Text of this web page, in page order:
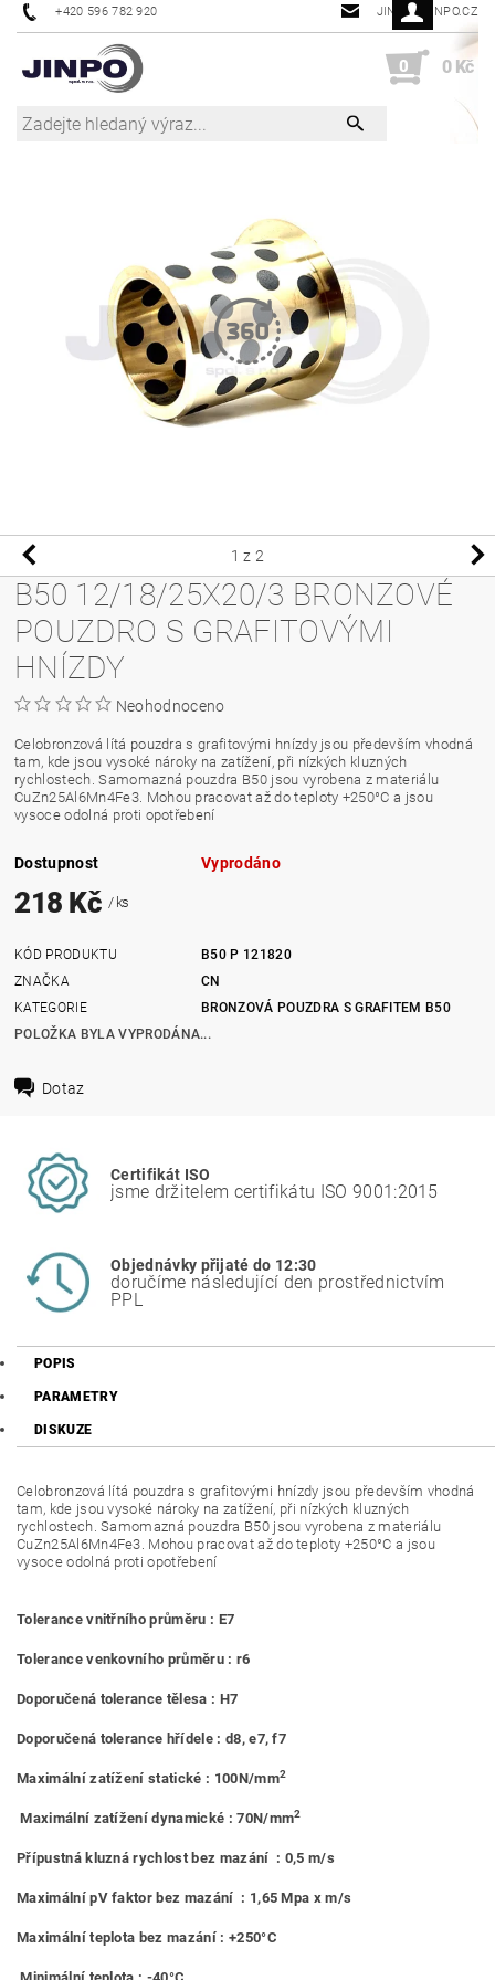
+420 596 782 920 JINPO@JINPO.CZ
0 0 Kč
1 z 2
B50 12/18/25X20/3 BRONZOVÉ
POUZDRO S GRAFITOVÝMI
HNÍZDY
Neohodnoceno
Celobronzová lítá pouzdra s grafitovými hnízdy jsou především vhodná
tam, kde jsou vysoké nároky na zatížení, při nízkých kluzných
rychlostech. Samomazná pouzdra B50 jsou vyrobena z materiálu
CuZn25Al6Mn4Fe3. Mohou pracovat až do teploty +250°C a jsou
vysoce odolná proti opotřebení
Dostupnost Vyprodáno
218 Kč / ks
KÓD PRODUKTU
B50 P 121820
ZNAČKA
CN
KATEGORIE
BRONZOVÁ POUZDRA S GRAFITEM B50
POLOŽKA BYLA VYPRODÁNA...
Dotaz
Certifikát ISO
jsme držitelem certifikátu ISO 9001:2015
Objednávky přijaté do 12:30
doručíme následující den prostřednictvím
PPL
POPIS
PARAMETRY
DISKUZE
Celobronzová lítá pouzdra s grafitovými hnízdy jsou především vhodná
tam, kde jsou vysoké nároky na zatížení, při nízkých kluzných
rychlostech. Samomazná pouzdra B50 jsou vyrobena z materiálu
CuZn25Al6Mn4Fe3. Mohou pracovat až do teploty +250°C a jsou
vysoce odolná proti opotřebení
Tolerance vnitřního průměru : E7
Tolerance venkovního průměru : r6
Doporučená tolerance tělesa : H7
Doporučená tolerance hřídele : d8, e7, f7
Maximální zatížení statické : 100N/mm2
Maximální zatížení dynamické : 70N/mm2
Přípustná kluzná rychlost bez mazání : 0,5 m/s
Maximální pV faktor bez mazání : 1,65 Mpa x m/s
Maximální teplota bez mazání : +250°C